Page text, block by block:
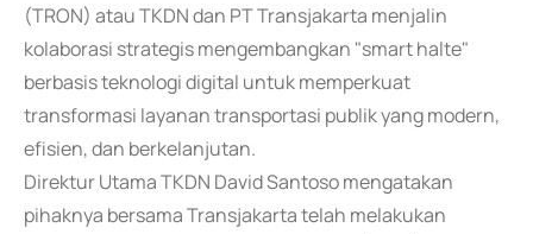
(TRON) atau TKDN dan PT Transjakarta menjalin
kolaborasi strategis mengembangkan "smart halte"
berbasis teknologi digital untuk memperkuat
transformasi layanan transportasi publik yang modern,
efisien, dan berkelanjutan.
Direktur Utama TKDN David Santoso mengatakan
pihaknya bersama Transjakarta telah melakukan